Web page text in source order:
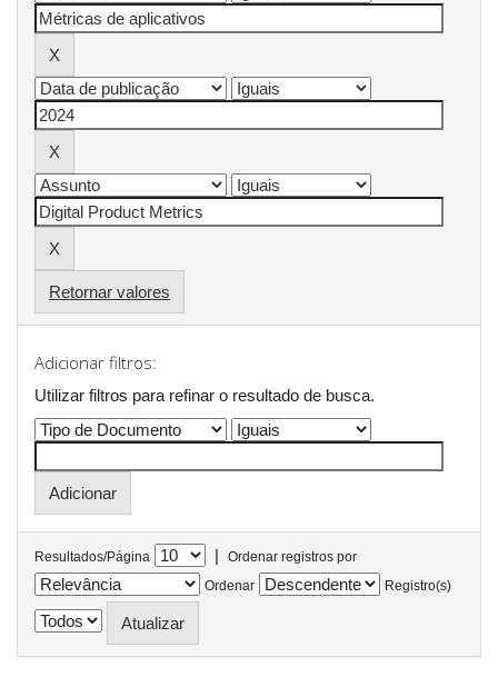
Retornar valores
Adicionar filtros:
Utilizar filtros para refinar o resultado de busca.
Resultados/Página |
Ordenar registros por
Ordenar
Registro(s)